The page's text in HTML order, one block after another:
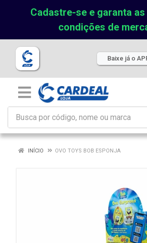
Cadastre-se e garanta
condições de
Baixe já o
INÍCIO OVO TOYS BOB ESPONJA